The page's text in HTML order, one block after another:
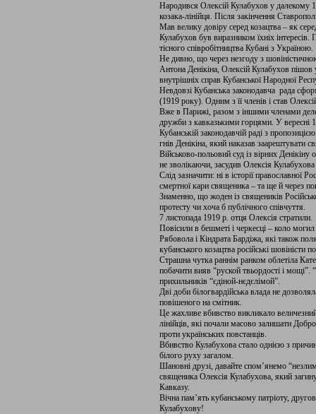
Народився Олексій Кулабухов у далекому
козака-лінійця. Після закінчення
Мав велику довіру серед козацтва – як
Кулабухов був виразником їхніх інтересів.
тісного співробітництва Кубані з Україною.
Не дивно, що через незгоду з
Антона Денікіна, Олексій Кулабухов пішов
внутрішніх справ Кубанської Народної
Невдовзі Кубанська законодавча рада
(1919 року). Одним з її членів і став
Вже в Парижі, разом з іншими членами
дружби з кавказькими горцями. У вересні
Кубанській законодавчій раді з
гнів Денікіна, який наказав заарештувати
Військово-польовий суд із вірних
не зволікаючи, засудив Олексія
Слід зазначити: ні в історії православної
смертної кари священика – та ще й через
Знаменно, що жоден із священиків
протесту чи хоча б публічного співчуття.
7 листопада 1919 р. отця Олексія стратили.
Повісили в бешметі і черкесці – коло
Рябовола і Кіндрата Бардіжа, які також
кубанського козацтва російські шовіністи
Страшна чутка раннім ранком облетіла
побачити вияв “руской твьордості і
прихильників “єдіной-нєдєлімой”.
Дві доби білогвардійська влада не
повішеного на смітник.
Це жахливе вбивство викликало
лінійців, які почали масово залишати
проти українських повстанців.
Вбивство Кулабухова стало однією з причин
білого руху загалом.
Шановні друзі, давайте спом’янемо
священика Олексія Кулабухова, який
Кавказу.
Вічна пам’ять кубанському патріоту,
Кулабухову!